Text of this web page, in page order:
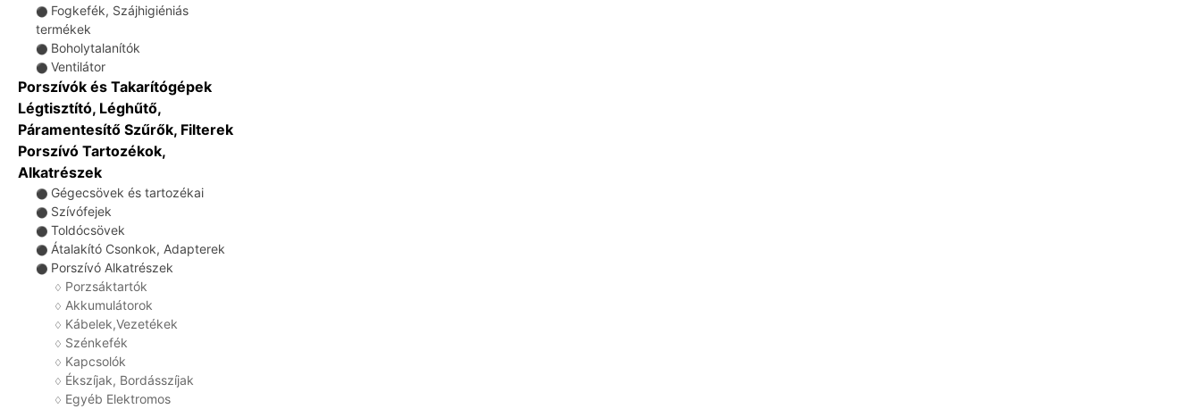
⚫ Fogkefék, Szájhigiéniás
termékek
⚫ Boholytalanítók
⚫ Ventilátor
Porszívók és Takarítógépek
Légtisztító, Léghűtő,
Páramentesítő Szűrők, Filterek
Porszívó Tartozékok,
Alkatrészek
⚫ Gégecsövek és tartozékai
⚫ Szívófejek
⚫ Toldócsövek
⚫ Átalakító Csonkok, Adapterek
⚫ Porszívó Alkatrészek
♢ Porzsáktartók
♢ Akkumulátorok
♢ Kábelek,Vezetékek
♢ Szénkefék
♢ Kapcsolók
♢ Ékszíjak, Bordásszíjak
♢ Egyéb Elektromos